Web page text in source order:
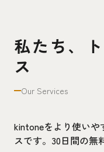
私たち、
ス
Our Services
kintoneをより使い
スです。30日間の無